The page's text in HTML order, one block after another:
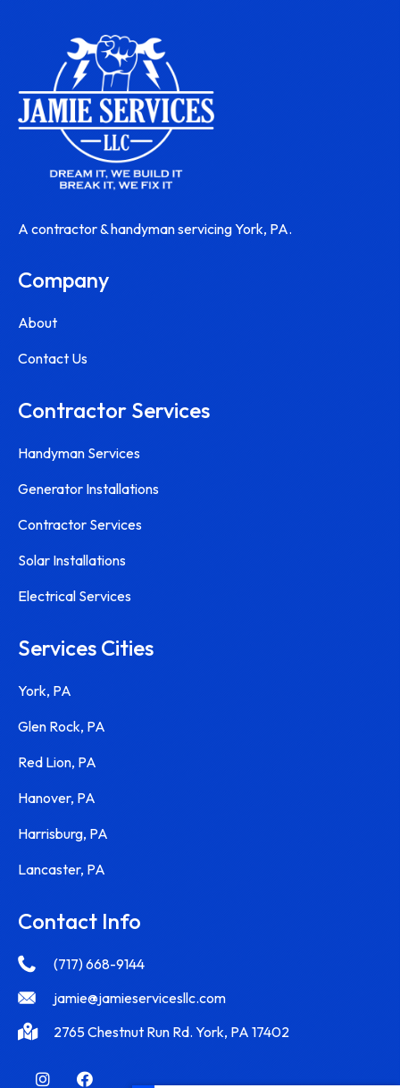
A contractor & handyman servicing York, PA.
Company
About
Contact Us
Contractor Services
Handyman Services
Generator Installations
Contractor Services
Solar Installations
Electrical Services
Services Cities
York, PA
Glen Rock, PA
Red Lion, PA
Hanover, PA
Harrisburg, PA
Lancaster, PA
Contact Info
(717) 668-9144
jamie@jamieservicesllc.com
2765 Chestnut Run Rd. York, PA 17402